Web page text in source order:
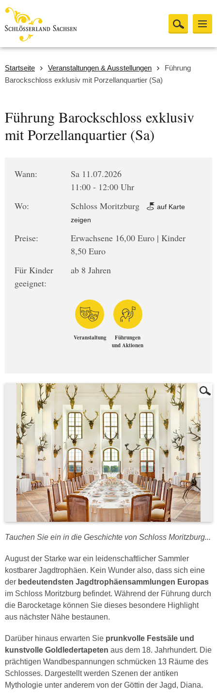
Startseite Veranstaltungen & Ausstellungen
Führung
Barockschloss exklusiv mit Porzellanquartier (Sa)
Führung Barockschloss exklusiv
mit Porzellanquartier (Sa)
Wann:
Sa 11.07.2026
11:00 - 12:00 Uhr
Wo:
Schloss Moritzburg
auf Karte
zeigen
Preise:
Erwachsene 16,00 Euro | Kinder
8,50 Euro
Für Kinder
geeignet:
ab 8 Jahren
Veranstaltung
Führungen
und Aktionen
Tauchen Sie ein in die Geschichte von Schloss Moritzburg...
August der Starke war ein leidenschaftlicher Sammler
kostbarer Jagdtrophäen. Kein Wunder also, dass sich eine
der bedeutendsten Jagdtrophäensammlungen Europas
im Schloss Moritzburg befindet. Während der Führung durch
die Barocketage können Sie dieses besondere Highlight
aus nächster Nähe bestaunen.
Darüber hinaus erwarten Sie prunkvolle Festsäle und
kunstvolle Goldledertapeten aus dem 18. Jahrhundert. Die
prächtigen Wandbespannungen schmücken 13 Räume des
Schlosses. Dargestellt werden Szenen der antiken
Mythologie unter anderem von der Göttin der Jagd, Diana.